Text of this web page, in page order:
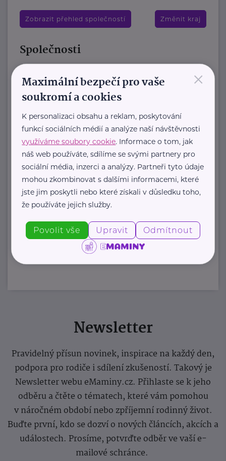
Zobrazit přehled společností Změnit kraj
Společnosti
Veliký Brázdim 9 Mratín
Zařízení „Brázdimský statek“ nabízí
luxusní ubytování aktivním seniorům
již od čerstvého důchodového věku
v samostatných ...
https://www.brazdimskystatek.cz/
+420 605 244 772
houstecka.alena@gmail.com
Zobrazit přehled společností
Newsletter
Pravidelný přísun novinek, inspirace na každý den,
podpora pro rodiče i sdílení zkušeností. Takový je
Newsletter webu eMaminy.cz. Přihlaste se k jeho
odběru a čtěte o tématech, které vám pomohou
v náročném období nebo zpříjemní rodinný život.
Buďte první, kdo se dozví o nových článcích, akcích a
událostech. Prosíme, potvrďte odběr ve vaší e-
mailové schránce.
×
Maximální bezpečí pro vaše
soukromí a cookies
K personalizaci obsahu a reklam, poskytování
funkcí sociálních médií a analýze naší návštěvnosti
využíváme soubory cookie. Informace o tom, jak
náš web používáte, sdílíme se svými partnery pro
sociální média, inzerci a analýzy. Partneři tyto údaje
mohou zkombinovat s dalšími informacemi, které
jste jim poskytli nebo které získali v důsledku toho,
že používáte jejich služby.
Povolit vše Upravit Odmítnout